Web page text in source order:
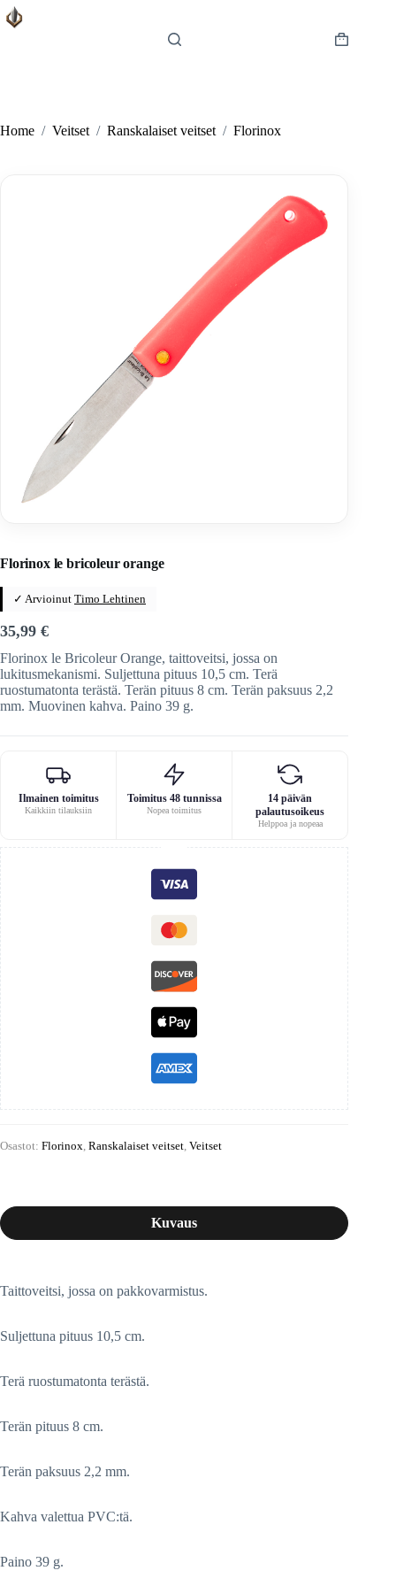
Skip
to
Shopping
Home / Veitset / Ranskalaiset veitset / Florinox
Florinox le bricoleur orange
✓ Arvioinut Timo Lehtinen
35,99 €
Florinox le Bricoleur Orange, taittoveitsi, jossa on
lukitusmekanismi. Suljettuna pituus 10,5 cm. Terä
ruostumatonta terästä. Terän pituus 8 cm. Terän paksuus 2,2
mm. Muovinen kahva. Paino 39 g.
Ilmainen toimitus
Kaikkiin tilauksiin
Toimitus 48 tunnissa
Nopea toimitus
14 päivän
palautusoikeus
Helppoa ja nopeaa
Osastot: Florinox Ranskalaiset veitset Veitset
Kuvaus
Taittoveitsi, jossa on pakkovarmistus.
Suljettuna pituus 10,5 cm.
Terä ruostumatonta terästä.
Terän pituus 8 cm.
Terän paksuus 2,2 mm.
Kahva valettua PVC:tä.
Paino 39 g.